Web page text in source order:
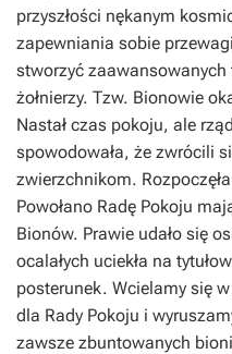
przyszłości nękanym
zapewniania sobie
stworzyć
żołnierzy. Tzw. Bionowie
Nastał czas pokoju, ale
spowodowała, że zwrócili
zwierzchnikom.
Powołano Radę Pokoju
Bionów. Prawie udało się
ocalałych uciekła na
posterunek. Wcielamy się
dla Rady Pokoju i
zawsze zbuntowanych